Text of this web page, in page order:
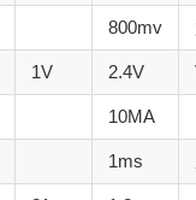
800mv
1V 2.4V
10MA
1ms